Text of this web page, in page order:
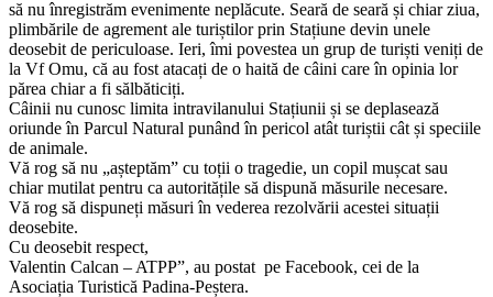
să nu înregistrăm evenimente neplăcute. Seară de seară și chiar ziua,
plimbările de agrement ale turiștilor prin Stațiune devin unele
deosebit de periculoase. Ieri, îmi povestea un grup de turiști veniți de
la Vf Omu, că au fost atacați de o haită de câini care în opinia lor
părea chiar a fi sălbăticiți.
Câinii nu cunosc limita intravilanului Stațiunii și se deplasează
oriunde în Parcul Natural punând în pericol atât turiștii cât și speciile
de animale.
Vă rog să nu „așteptăm” cu toții o tragedie, un copil mușcat sau
chiar mutilat pentru ca autoritățile să dispună măsurile necesare.
Vă rog să dispuneți măsuri în vederea rezolvării acestei situații
deosebite.
Cu deosebit respect,
Valentin Calcan – ATPP”, au postat pe Facebook, cei de la
Asociația Turistică Padina-Peștera.